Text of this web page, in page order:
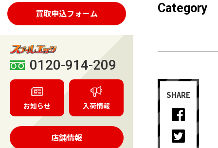
買取申込フォーム
0120-914-209
お知らせ 入荷情報
店舗情報
Category
SHARE